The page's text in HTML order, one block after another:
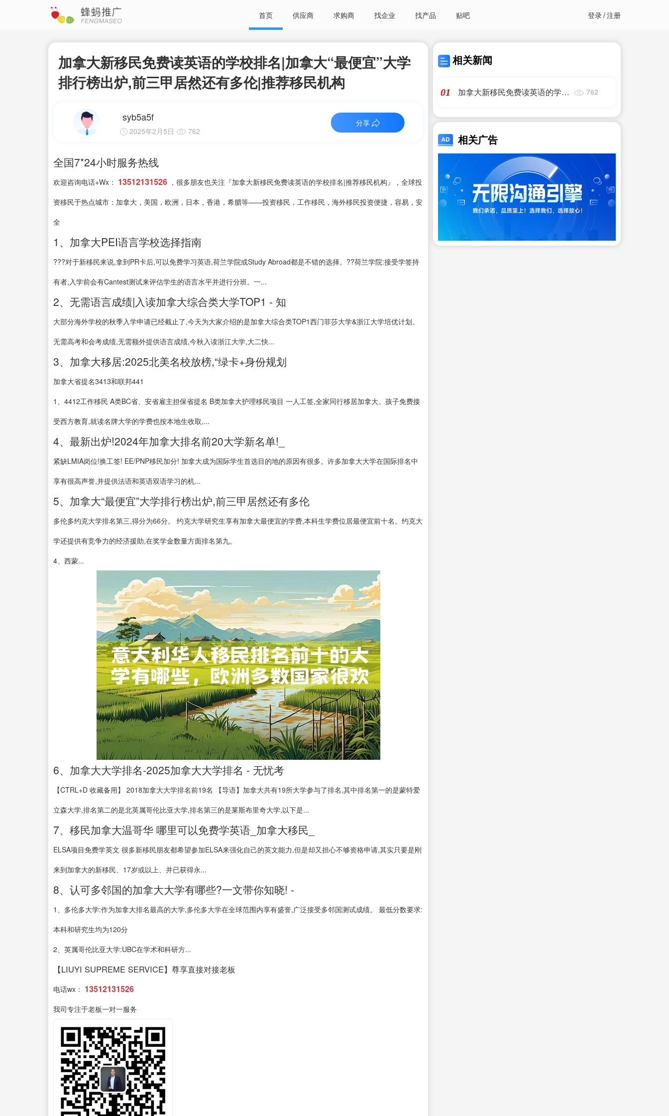
首页 供应商 求购商 找企业 找产品 贴吧 登录/注册
加拿大新移民免费读英语的学校排名|加拿大“最便宜”大学
排行榜出炉,前三甲居然还有多伦|推荐移民机构
syb5a5f
2025年2月5日 762
分享
全国7*24小时服务热线
欢迎咨询电话+Wx： 13512131526 ，很多朋友也关注『加拿大新移民免费读英语的学校排名|推荐移民机构』，全球投
资移民于热点城市：加拿大，美国，欧洲，日本，香港，希腊等——投资移民，工作移民，海外移民投资便捷，容易，安
全
1、加拿大PEI语言学校选择指南
???对于新移民来说,拿到PR卡后,可以免费学习英语,荷兰学院或Study Abroad都是不错的选择。??荷兰学院:接受学签持
有者,入学前会有Cantest测试来评估学生的语言水平并进行分班。一...
2、无需语言成绩|入读加拿大综合类大学TOP1 - 知
大部分海外学校的秋季入学申请已经截止了,今天为大家介绍的是加拿大综合类TOP1西门菲莎大学&浙江大学培优计划。
无需高考和会考成绩,无需额外提供语言成绩,今秋入读浙江大学,大二快...
3、加拿大移居:2025北美名校放榜,“绿卡+身份规划
加拿大省提名3413和联邦441
1、4412工作移民 A类BC省、安省雇主担保省提名 B类加拿大护理移民项目 一人工签,全家同行移居加拿大。孩子免费接
受西方教育,就读名牌大学的学费也按本地生收取,...
4、最新出炉!2024年加拿大排名前20大学新名单!_
紧缺LMIA岗位!换工签! EE/PNP移民加分! 加拿大成为国际学生首选目的地的原因有很多。许多加拿大大学在国际排名中
享有很高声誉,并提供法语和英语双语学习的机...
5、加拿大“最便宜”大学排行榜出炉,前三甲居然还有多伦
多伦多约克大学排名第三,得分为66分。 约克大学研究生享有加拿大最便宜的学费,本科生学费位居最便宜前十名。约克大
学还提供有竞争力的经济援助,在奖学金数量方面排名第九。
4、西蒙...
6、加拿大大学排名-2025加拿大大学排名 - 无忧考
【CTRL+D 收藏备用】 2018加拿大大学排名前19名 【导语】加拿大共有19所大学参与了排名,其中排名第一的是蒙特爱
立森大学,排名第二的是北英属哥伦比亚大学,排名第三的是莱斯布里奇大学,以下是...
7、移民加拿大温哥华 哪里可以免费学英语_加拿大移民_
ELSA项目免费学英文 很多新移民朋友都希望参加ELSA来强化自己的英文能力,但是却又担心不够资格申请,其实只要是刚
来到加拿大的新移民、17岁或以上、并已获得永...
8、认可多邻国的加拿大大学有哪些?一文带你知晓! -
1、多伦多大学:作为加拿大排名最高的大学,多伦多大学在全球范围内享有盛誉,广泛接受多邻国测试成绩。 最低分数要求:
本科和研究生均为120分
2、英属哥伦比亚大学:UBC在学术和科研方...
【LIUYI SUPREME SERVICE】尊享直接对接老板
电话wx： 13512131526
我司专注于老板一对一服务
相关新闻
01
加拿大新移民免费读英语的学校
出炉,前三甲居然还有多伦|推荐
762
相关广告